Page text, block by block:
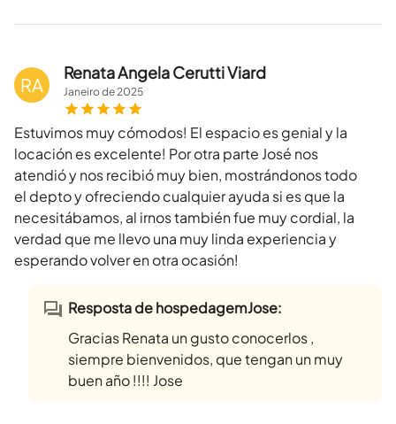
RA
Renata Angela Cerutti Viard
Janeirode2025
Estuvimos muy cómodos! El espacio es genial y la
locación es excelente! Por otra parte José nos
atendió y nos recibió muy bien, mostrándonos todo
el depto y ofreciendo cualquier ayuda si es que la
necesitábamos, al irnos también fue muy cordial, la
verdad que me llevo una muy linda experiencia y
esperando volver en otra ocasión!
Resposta de hospedagemJose:
Gracias Renata un gusto conocerlos ,
siempre bienvenidos, que tengan un muy
buen año !!!! Jose